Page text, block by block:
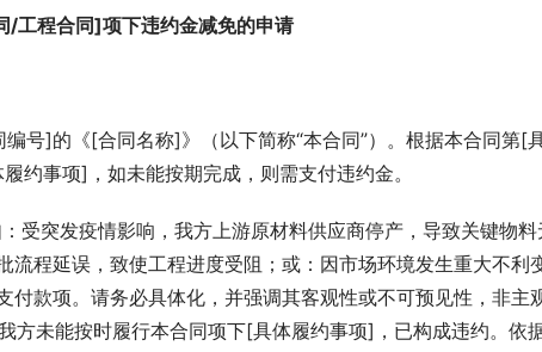
/工程合同]项下违约金减免的申请
号]的《[合同名称]》（以下简称“本合同”）。根据本合同第[
约事项]，如未能按期完成，则需支付违约金。
受突发疫情影响，我方上游原材料供应商停产，导致关键物料
流程延误，致使工程进度受阻；或：因市场环境发生重大不利
付款项。请务必具体化，并强调其客观性或不可预见性，非主
方未能按时履行本合同项下[具体履约事项]，已构成违约。依